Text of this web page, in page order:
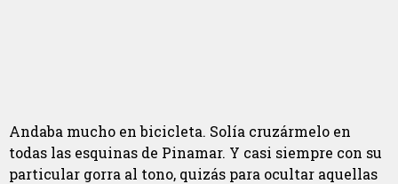
Andaba mucho en bicicleta. Solía cruzármelo en
todas las esquinas de Pinamar. Y casi siempre con su
particular gorra al tono, quizás para ocultar aquellas